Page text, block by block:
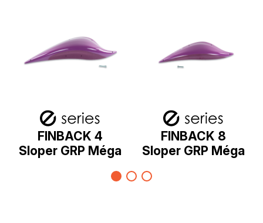
FINBACK 4
Sloper GRP Méga
FINBACK 8
Sloper GRP Méga